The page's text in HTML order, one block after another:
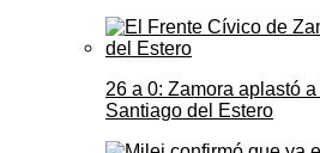
26 a 0: Zamora aplastó
Santiago del Estero